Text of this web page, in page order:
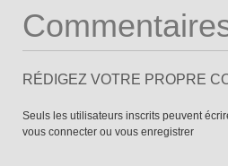
RÉDIGEZ VOTRE PROPRE
Seuls les utilisateurs inscrits peuvent
vous connecter ou vous enregistrer